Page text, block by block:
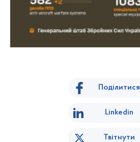
Поділитися
Linkedin
Твітнути